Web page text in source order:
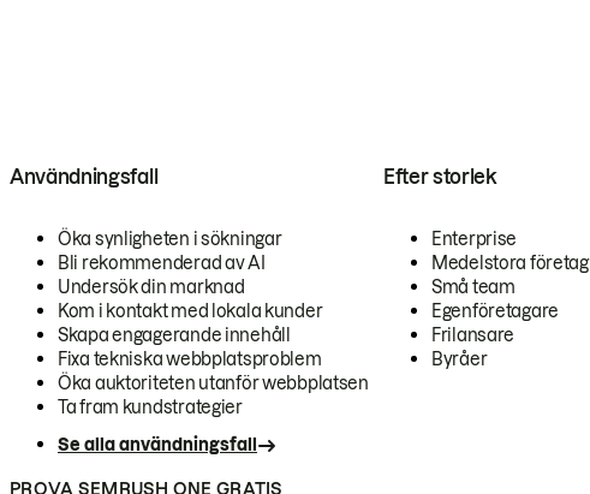
Användningsfall
Öka synligheten i sökningar
Bli rekommenderad av AI
Undersök din marknad
Kom i kontakt med lokala kunder
Skapa engagerande innehåll
Fixa tekniska webbplatsproblem
Öka auktoriteten utanför webbplatsen
Ta fram kundstrategier
Se alla användningsfall
Efter storlek
Enterprise
Medelstora företag
Små team
Egenföretagare
Frilansare
Byråer
PROVA SEMRUSH ONE GRATIS